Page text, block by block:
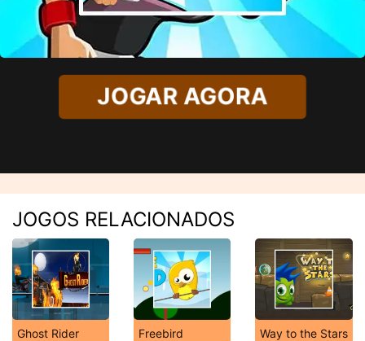
JOGAR AGORA
JOGOS RELACIONADOS
Ghost Rider Freebird Way to the Stars